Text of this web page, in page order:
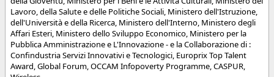
Lavoro, della Salute e delle Politiche Sociali, Ministero dell'Istruzione,
dell'Università e della Ricerca, Ministero dell'Interno, Ministero degli
Affari Esteri, Ministero dello Sviluppo Economico, Ministero per la
Pubblica Amministrazione e L'Innovazione - e la Collaborazione di :
Confindustria Servizi Innovativi e Tecnologici, Europrix Top Talent
Award, Global Forum, OCCAM Infopoverty Programme, CASPUR,